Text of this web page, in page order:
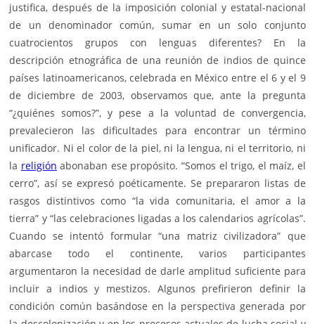
justifica, después de la imposición colonial y estatal-nacional
de un denominador común, sumar en un solo conjunto
cuatrocientos grupos con lenguas diferentes? En la
descripción etnográfica de una reunión de indios de quince
países latinoamericanos, celebrada en México entre el 6 y el 9
de diciembre de 2003, observamos que, ante la pregunta
“¿quiénes somos?”, y pese a la voluntad de convergencia,
prevalecieron las dificultades para encontrar un término
unificador. Ni el color de la piel, ni la lengua, ni el territorio, ni
la religión abonaban ese propósito. “Somos el trigo, el maíz, el
cerro”, así se expresó poéticamente. Se prepararon listas de
rasgos distintivos como “la vida comunitaria, el amor a la
tierra” y “las celebraciones ligadas a los calendarios agrícolas”.
Cuando se intentó formular “una matriz civilizadora” que
abarcase todo el continente, varios participantes
argumentaron la necesidad de darle amplitud suficiente para
incluir a indios y mestizos. Algunos prefirieron definir la
condición común basándose en la perspectiva generada por